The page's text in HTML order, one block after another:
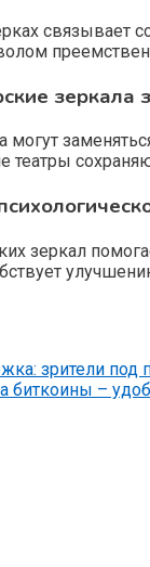
связывает
могут
зеркал
зрители
биткоины –